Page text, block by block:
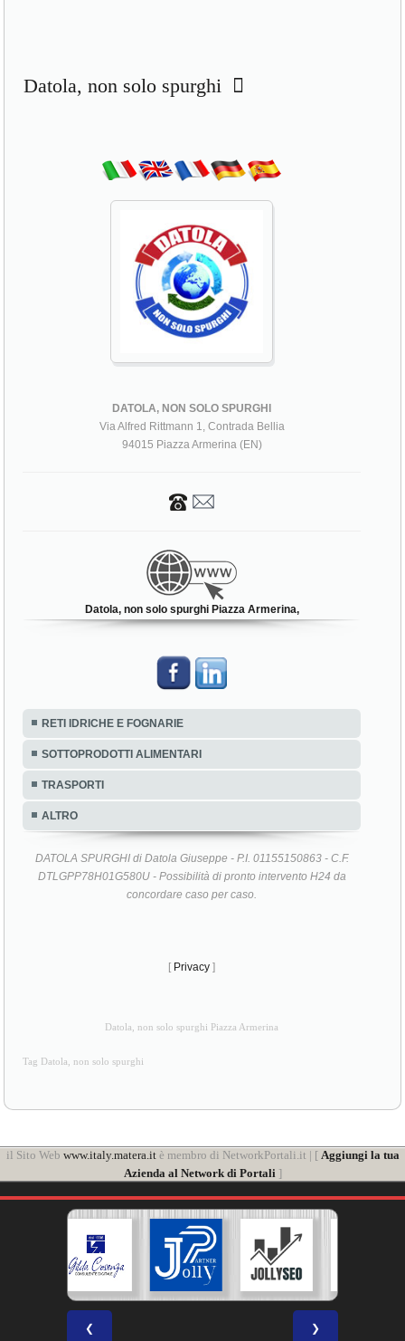
Datola, non solo spurghi
DATOLA, NON SOLO SPURGHI
Via Alfred Rittmann 1, Contrada Bellia
94015 Piazza Armerina (EN)
Datola, non solo spurghi Piazza Armerina,
RETI IDRICHE E FOGNARIE
SOTTOPRODOTTI ALIMENTARI
TRASPORTI
ALTRO
DATOLA SPURGHI di Datola Giuseppe - P.I. 01155150863 - C.F.
DTLGPP78H01G580U - Possibilità di pronto intervento H24 da
concordare caso per caso.
[ Privacy ]
Datola, non solo spurghi Piazza Armerina
Tag Datola, non solo spurghi
il Sito Web www.italy.matera.itè membro di NetworkPortali.it | [ Aggiungi la tua
Azienda al Network di Portali]
❮ ❯